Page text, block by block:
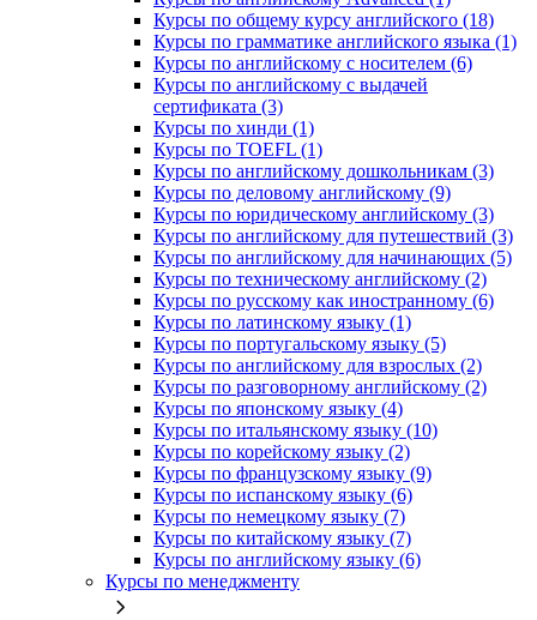
Курсы по общему курсу английского (18)
Курсы по грамматике английского языка (1)
Курсы по английскому с носителем (6)
Курсы по английскому с выдачей
сертификата (3)
Курсы по хинди (1)
Курсы по TOEFL (1)
Курсы по английскому дошкольникам (3)
Курсы по деловому английскому (9)
Курсы по юридическому английскому (3)
Курсы по английскому для путешествий (3)
Курсы по английскому для начинающих (5)
Курсы по техническому английскому (2)
Курсы по русскому как иностранному (6)
Курсы по латинскому языку (1)
Курсы по португальскому языку (5)
Курсы по английскому для взрослых (2)
Курсы по разговорному английскому (2)
Курсы по японскому языку (4)
Курсы по итальянскому языку (10)
Курсы по корейскому языку (2)
Курсы по французскому языку (9)
Курсы по испанскому языку (6)
Курсы по немецкому языку (7)
Курсы по китайскому языку (7)
Курсы по английскому языку (6)
Курсы по менеджменту